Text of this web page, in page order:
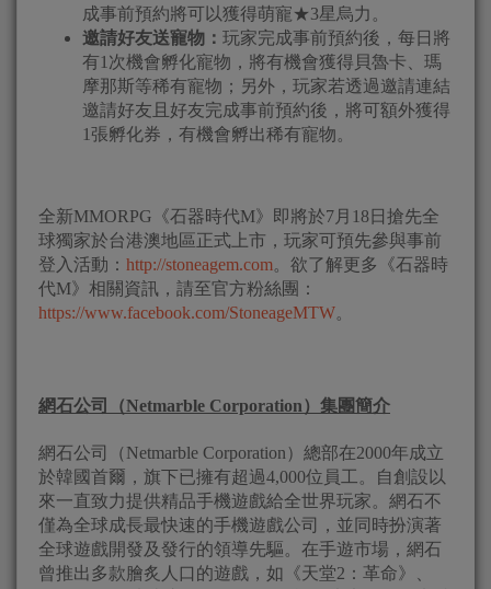
成事前預約將可以獲得萌寵★3星烏力。
邀請好友送寵物： 玩家完成事前預約後，每日將
有1次機會孵化寵物，將有機會獲得貝魯卡、瑪
摩那斯等稀有寵物；另外，玩家若透過邀請連結
邀請好友且好友完成事前預約後，將可額外獲得
1張孵化券，有機會孵出稀有寵物。
全新MMORPG《石器時代M》即將於7月18日搶先全
球獨家於台港澳地區正式上市，玩家可預先參與事前
登入活動： http://stoneagem.com。欲了解更多《石器時
代M》相關資訊，請至官方粉絲團：
https://www.facebook.com/StoneageMTW。
網石公司（Netmarble Corporation）集團簡介
網石公司（Netmarble Corporation）總部在2000年成立
於韓國首爾，旗下已擁有超過4,000位員工。自創設以
來一直致力提供精品手機遊戲給全世界玩家。網石不
僅為全球成長最快速的手機遊戲公司，並同時扮演著
全球遊戲開發及發行的領導先驅。在手遊市場，網石
曾推出多款膾炙人口的遊戲，如《天堂2：革命》、